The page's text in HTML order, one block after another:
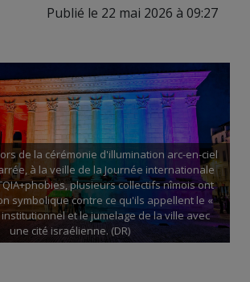
Publié le 22 mai 2026 à 09:27
de la cérémonie d'illumination arc-en-ciel
à la veille de la Journée internationale
plusieurs collectifs nîmois ont
symbolique contre ce qu'ils appellent le «
et le jumelage de la ville avec
une cité israélienne. (DR)